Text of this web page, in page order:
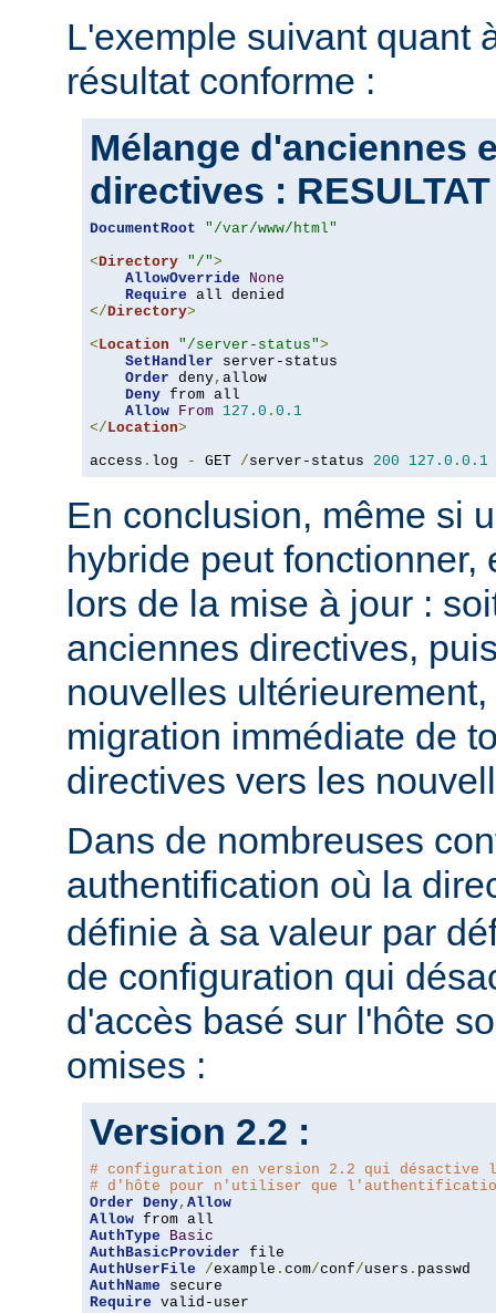
L'exemple suivant quant
résultat conforme :
Mélange d'anciennes
directives :
DocumentRoot
"/var/www/html"
<Directory "/">
AllowOverride
None
Require
</Directory>
<Location "/server-status">
SetHandler server-status
Order deny, allow
Deny from all
Allow From 127.0 . 0.1
</Location>
access . log - GET /server-status 200 127.0 . 0.1
En conclusion, même si
hybride peut fonctionner,
lors de la mise à jour :
anciennes directives,
nouvelles
migration immédiate de
directives vers les
Dans de nombreuses
authentification où la
définie à sa valeur par
de configuration qui
d'accès basé sur l'hôte
omises :
Version 2.2 :
# configuration en version 2.2 qui désactive
# d'hôte pour n'utiliser que
Order Deny, Allow
Allow
AuthType
Basic
AuthBasicProvider
AuthUserFile
/example . com/conf/users .
AuthName
Require valid-user